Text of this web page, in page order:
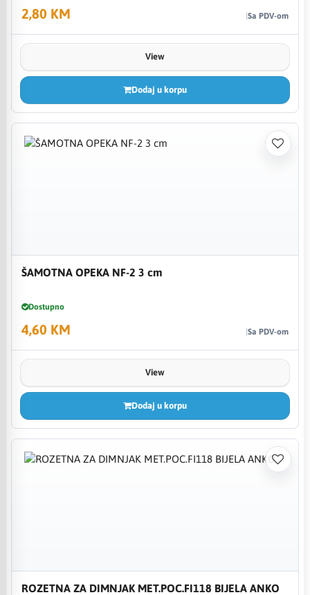
2,80 KM Sa PDV-om
View
Dodaj u korpu
ŠAMOTNA OPEKA NF-2 3 cm
Dostupno
4,60 KM Sa PDV-om
View
Dodaj u korpu
ROZETNA ZA DIMNJAK MET.POC.FI118 BIJELA ANKO